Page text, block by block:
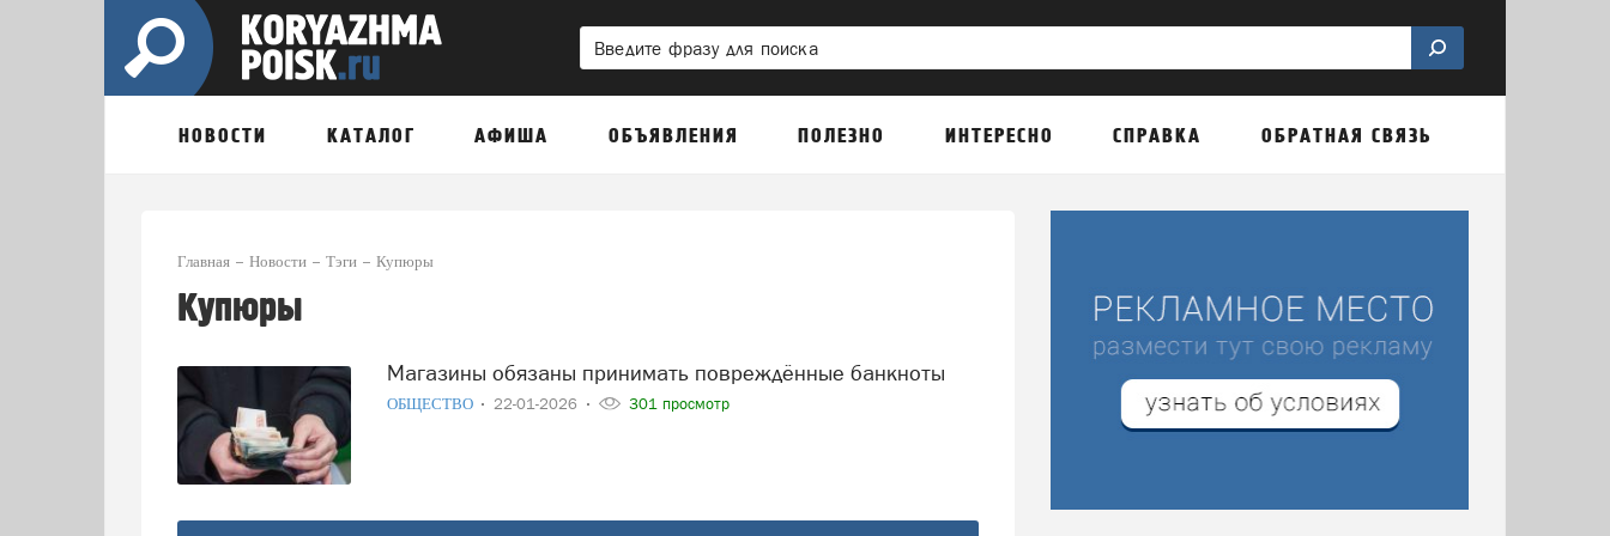
НОВОСТИ КАТАЛОГ АФИША ОБЪЯВЛЕНИЯ ПОЛЕЗНО ИНТЕРЕСНО СПРАВКА ОБРАТНАЯ СВЯЗЬ
Главная Новости Тэги Купюры
Купюры
Магазины обязаны принимать повреждённые банкноты
ОБЩЕСТВО 22-01-2026 301 просмотр